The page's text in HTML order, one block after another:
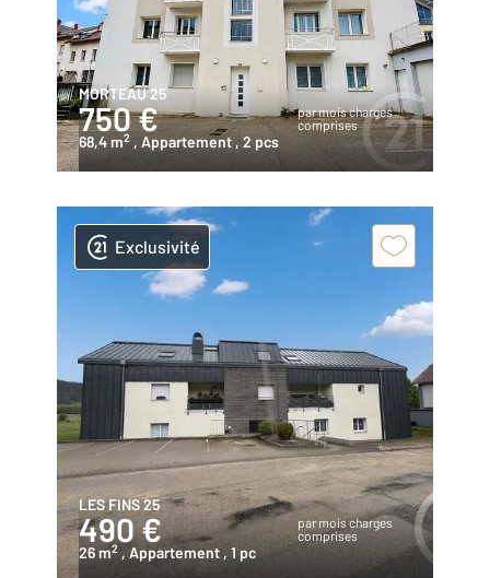
MORTEAU 25
750 €
par mois charges
comprises
68,4 m2 , Appartement , 2 pcs
Exclusivité
LES FINS 25
490 €
par mois charges
comprises
26 m2 , Appartement , 1 pc